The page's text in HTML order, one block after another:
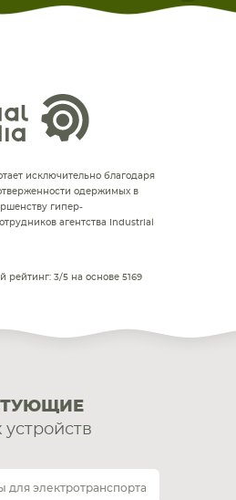
исключительно благодаря
одержимых в
гипер-
агентства Industrial
рейтинг: 3/5 на основе 5169
для электротранспорта